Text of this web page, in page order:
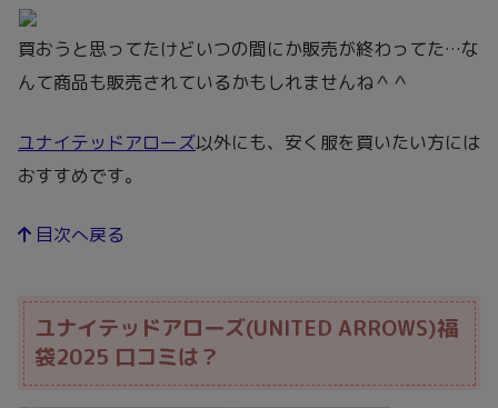
買おうと思ってたけどいつの間にか販売が終わってた…な
んて商品も販売されているかもしれませんね＾＾